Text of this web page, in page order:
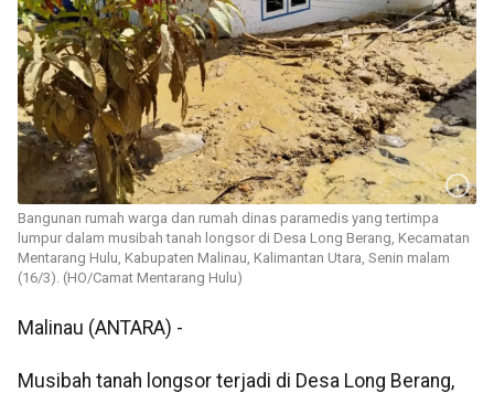
Bangunan rumah warga dan rumah dinas paramedis yang tertimpa
lumpur dalam musibah tanah longsor di Desa Long Berang, Kecamatan
Mentarang Hulu, Kabupaten Malinau, Kalimantan Utara, Senin malam
(16/3). (HO/Camat Mentarang Hulu)
Malinau (ANTARA) -
Musibah tanah longsor terjadi di Desa Long Berang,